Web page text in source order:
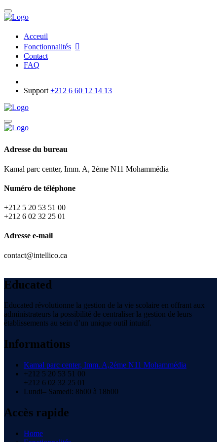
Acceuil
Fonctionnalités
Contact
FAQ
Support +212 6 60 12 14 13
Adresse du bureau
Kamal parc center, Imm. A, 2éme N11 Mohammédia
Numéro de téléphone
+212 5 20 53 51 00
+212 6 02 32 25 01
Adresse e-mail
contact@intellico.ca
Educated
Educated révolutionne la gestion de la vie scolaire en offrant aux
administrateurs la possibilité de centraliser la gestion de leurs
établissements au sein d’un unique outil intuitif.
Informations
Kamal parc center, Imm. A,2éme N11 Mohammédia
+212 5 20 53 51 00
+212 6 02 32 25 01
Lundi– Samedi: 8h00 à 18h00
Accès rapide
Home